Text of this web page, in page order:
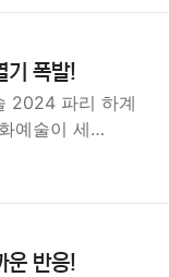
기 폭발!
2024 파리 하계
예술이 세…
운 반응!